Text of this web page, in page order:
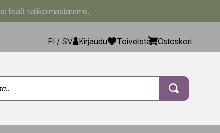
lisää valikoimastamme.
FI / SV Kirjaudu Toivelista Ostoskori